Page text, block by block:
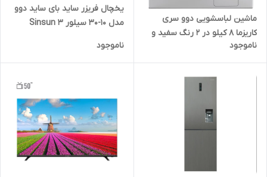
ماشین لباسشویی دوو سری
کاریزما 8 کیلو در 2 رنگ سفید و
سیلور
ناموجود
یخچال فریزر ساید بای ساید دوو
مدل 10-30 سیلور Sinsun 3
ناموجود